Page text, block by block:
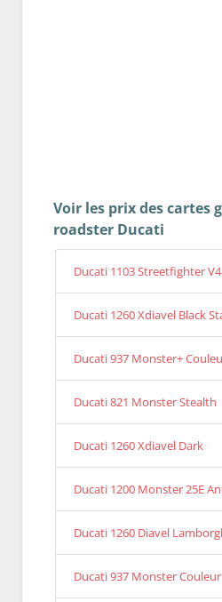
Voir les prix des cartes
roadster Ducati
Ducati 1103 Streetfighter V4
Ducati 1260 Xdiavel Black
Ducati 937 Monster+
Ducati 821 Monster Stealth
Ducati 1260 Xdiavel Dark
Ducati 1200 Monster 25E
Ducati 1260 Diavel
Ducati 937 Monster Couleur